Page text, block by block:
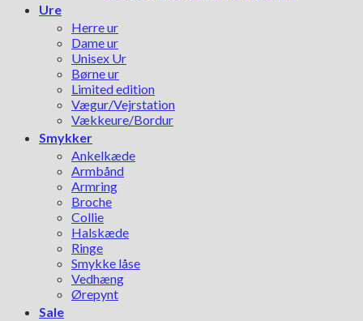
Ure
Herre ur
Dame ur
Unisex Ur
Børne ur
Limited edition
Vægur/Vejrstation
Vækkeure/Bordur
Smykker
Ankelkæde
Armbånd
Armring
Broche
Collie
Halskæde
Ringe
Smykke låse
Vedhæng
Ørepynt
Sale